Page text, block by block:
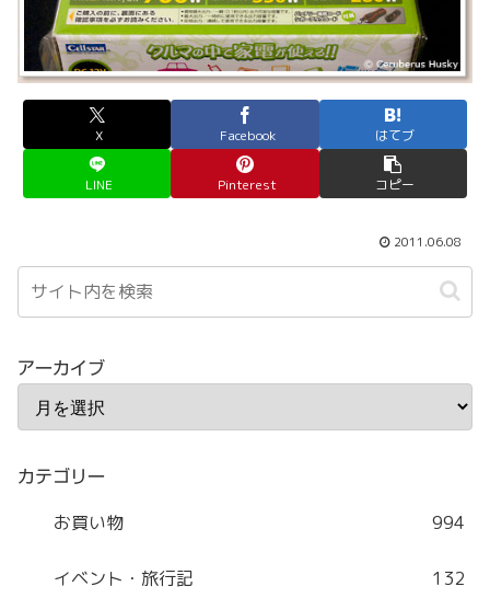
X Facebook はてブ
LINE Pinterest コピー
2011.06.08
アーカイブ
カテゴリー
お買い物 994
イベント・旅行記 132